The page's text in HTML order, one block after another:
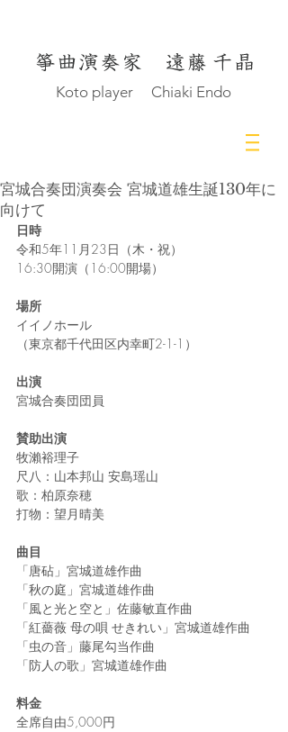
Koto player Chiaki Endo
宮城合奏団演奏会 宮城道雄生誕130年に
向けて
日時
令和5年11月23日（木・祝）
16:30開演（16:00開場）
場所
イイノホール
（東京都千代田区内幸町2-1-1）
出演
宮城合奏団団員
賛助出演
牧瀨裕理子
尺八：山本邦山 安島瑶山
歌：柏原奈穂
打物：望月晴美
曲目
「唐砧」宮城道雄作曲
「秋の庭」宮城道雄作曲
「風と光と空と」佐藤敏直作曲
「紅薔薇 母の唄 せきれい」宮城道雄作曲
「虫の音」藤尾勾当作曲
「防人の歌」宮城道雄作曲
料金
全席自由5,000円